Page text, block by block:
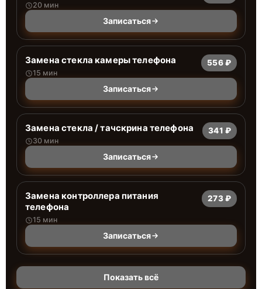
20 мин
Записаться
Замена стекла камеры телефона
15 мин
556 ₽
Записаться
Замена стекла / тачскрина телефона
30 мин
341 ₽
Записаться
Замена контроллера питания
телефона
15 мин
273 ₽
Записаться
Показать всё